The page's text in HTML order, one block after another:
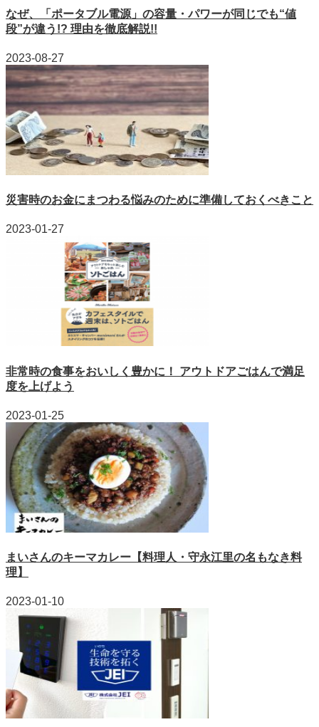
なぜ、「ポータブル電源」の容量・パワーが同じでも“値
段”が違う!? 理由を徹底解説!!
2023-08-27
災害時のお金にまつわる悩みのために準備しておくべきこと
2023-01-27
非常時の食事をおいしく豊かに！ アウトドアごはんで満足
度を上げよう
2023-01-25
まいさんのキーマカレー【料理人・守永江里の名もなき料
理】
2023-01-10